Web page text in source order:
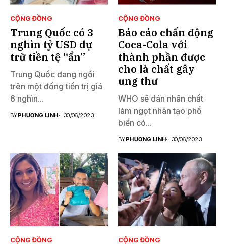
CỘNG ĐỒNG
Trung Quốc có 3
nghìn tỷ USD dự
trữ tiền tệ “ẩn”
Trung Quốc đang ngồi
trên một đống tiền trị giá
6 nghìn...
BYPHƯƠNG LINH 30/06/2023
CỘNG ĐỒNG
Báo cáo chấn động
Coca-Cola với
thành phần được
cho là chất gây
ung thư
WHO sẽ dán nhãn chất
làm ngọt nhân tạo phổ
biến có...
BYPHƯƠNG LINH 30/06/2023
CỘNG ĐỒNG CỘNG ĐỒNG